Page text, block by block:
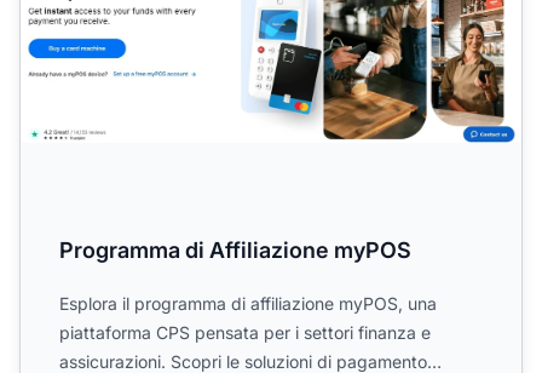
Programma di Affiliazione myPOS
Esplora il programma di affiliazione myPOS, una
piattaforma CPS pensata per i settori finanza e
assicurazioni. Scopri le soluzioni di pagamento